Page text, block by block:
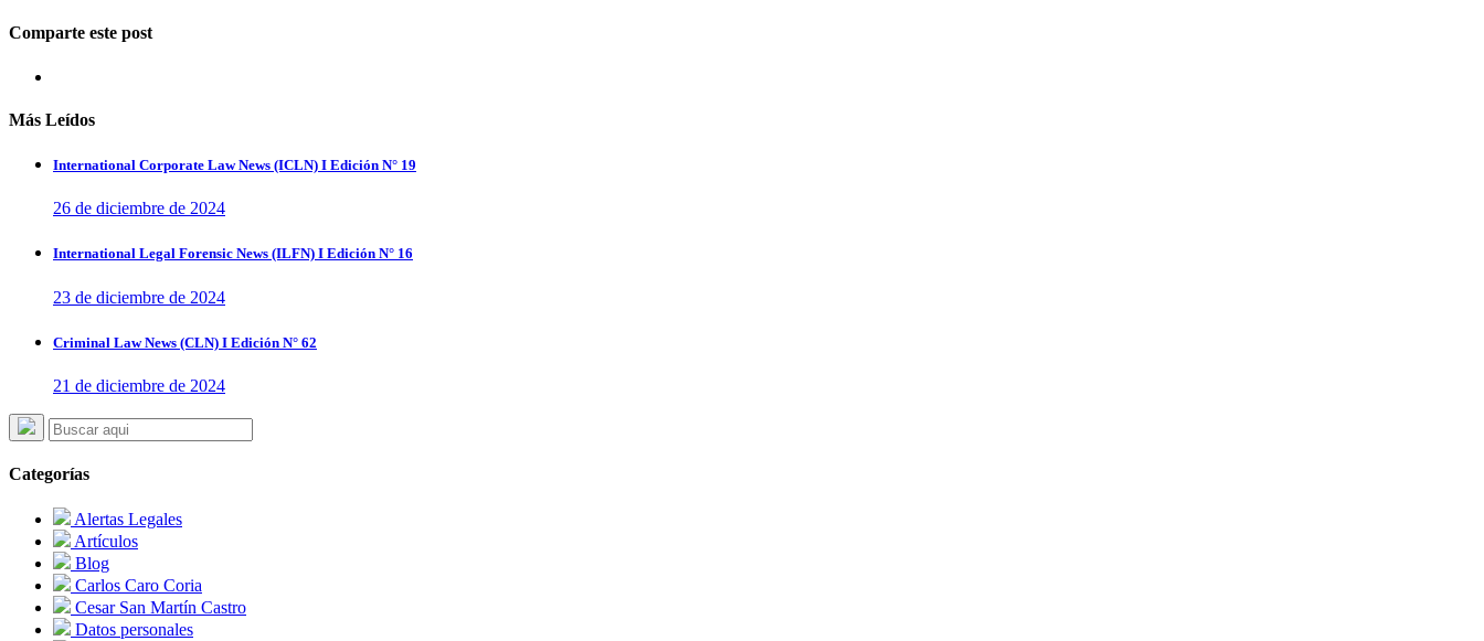
Comparte este post
Más Leídos
International Corporate Law News (ICLN) I Edición N° 19
26 de diciembre de 2024
International Legal Forensic News (ILFN) I Edición N° 16
23 de diciembre de 2024
Criminal Law News (CLN) I Edición N° 62
21 de diciembre de 2024
Categorías
Alertas Legales
Artículos
Blog
Carlos Caro Coria
Cesar San Martín Castro
Datos personales